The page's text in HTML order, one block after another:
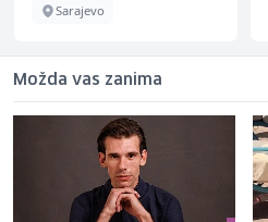
Sarajevo
Možda vas zanima